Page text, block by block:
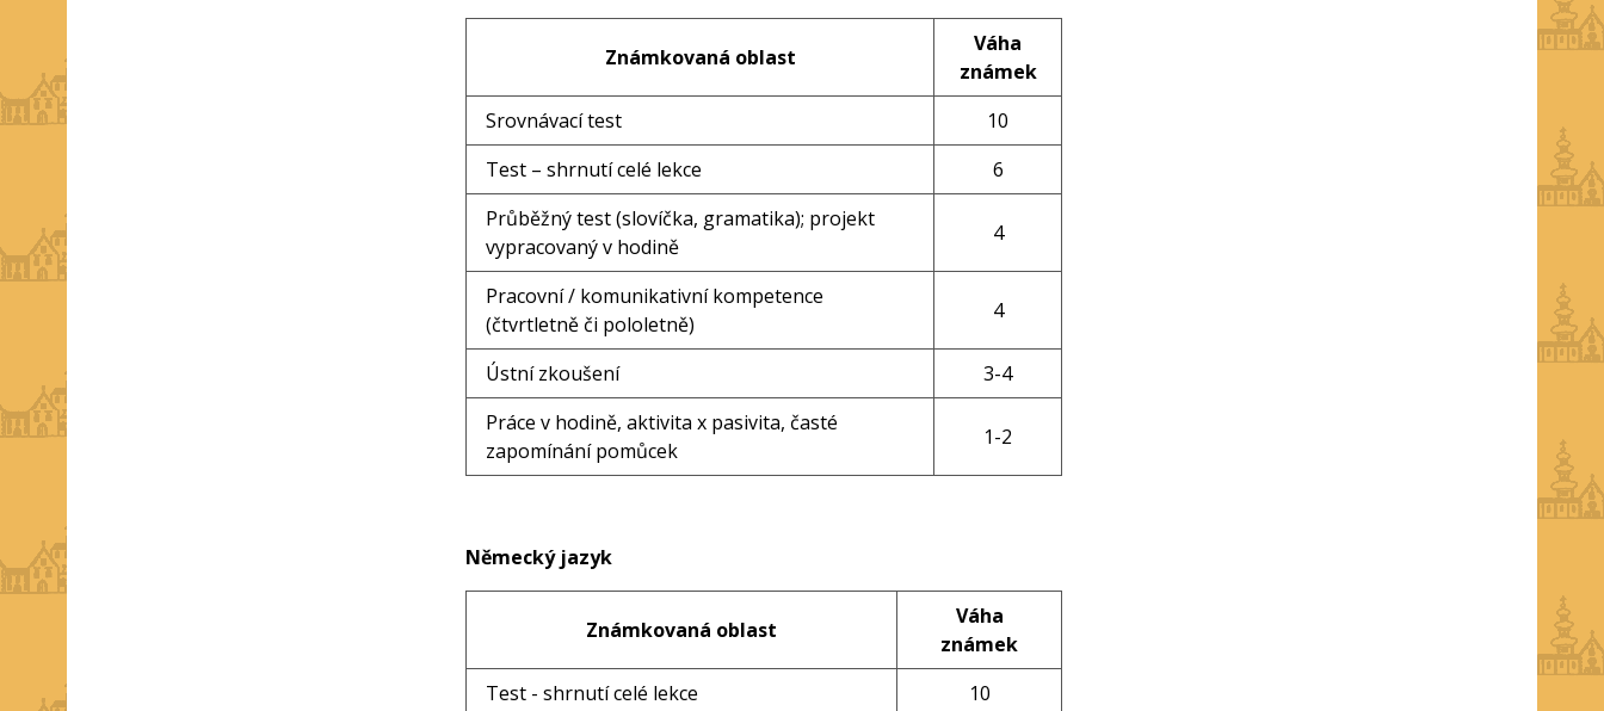
Známkovaná oblast
Váha
známek
Srovnávací test
10
Test – shrnutí celé lekce
6
Průběžný test (slovíčka, gramatika); projekt
vypracovaný v hodině
4
Pracovní / komunikativní kompetence
(čtvrtletně či pololetně)
4
Ústní zkoušení
3-4
Práce v hodině, aktivita x pasivita, časté
zapomínání pomůcek
1-2
Německý jazyk
Známkovaná oblast
Váha
známek
Test - shrnutí celé lekce
10